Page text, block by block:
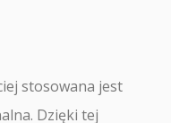
stosowana jest
Dzięki tej